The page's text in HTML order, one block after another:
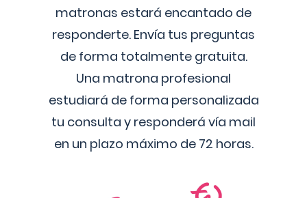
matronas estará encantado de
responderte. Envía tus preguntas
de forma totalmente gratuita.
Una matrona profesional
estudiará de forma personalizada
tu consulta y responderá vía mail
en un plazo máximo de 72 horas.